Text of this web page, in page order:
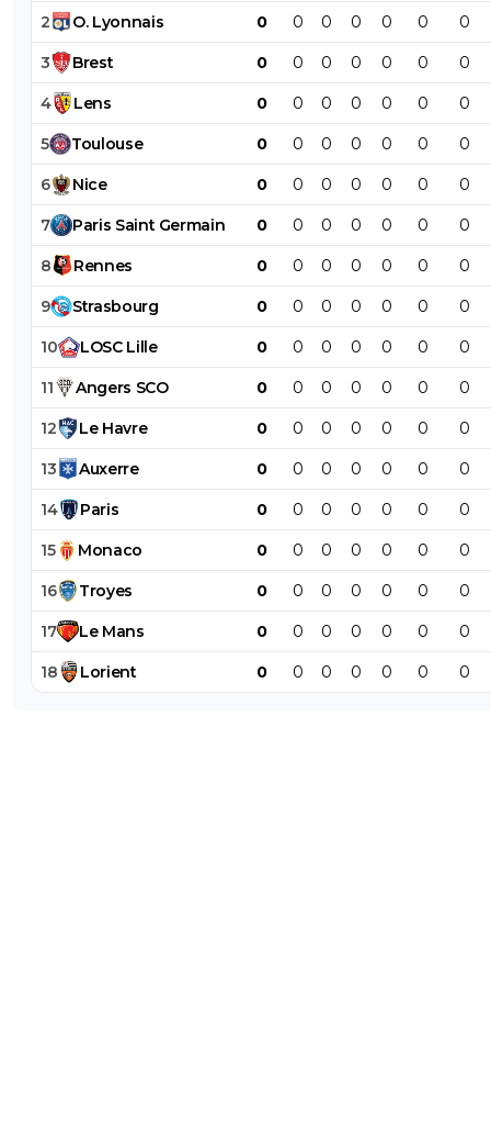
2 O. Lyonnais 0 0 0 0 0 0 0
3 Brest 0 0 0 0 0 0 0
4 Lens 0 0 0 0 0 0 0
5 Toulouse 0 0 0 0 0 0 0
6 Nice 0 0 0 0 0 0 0
7 Paris Saint Germain 0 0 0 0 0 0 0
8 Rennes 0 0 0 0 0 0 0
9 Strasbourg 0 0 0 0 0 0 0
10 LOSC Lille 0 0 0 0 0 0 0
11 Angers SCO 0 0 0 0 0 0 0
12 Le Havre 0 0 0 0 0 0 0
13 Auxerre 0 0 0 0 0 0 0
14 Paris 0 0 0 0 0 0 0
15 Monaco 0 0 0 0 0 0 0
16 Troyes 0 0 0 0 0 0 0
17 Le Mans 0 0 0 0 0 0 0
18 Lorient 0 0 0 0 0 0 0